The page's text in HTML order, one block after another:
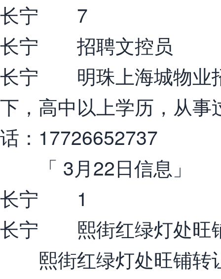
长宁 7
长宁 招聘文控员
长宁 明珠上海城物业
下，高中以上学历，从
话：17726652737
「 3月22日信息」
长宁 1
长宁 熙街红绿灯处旺
熙街红绿灯处旺铺转